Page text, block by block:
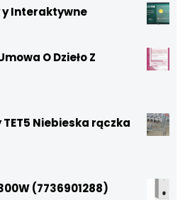
y Interaktywne
O Dzieło Z
Niebieska rączka
(7736901288)